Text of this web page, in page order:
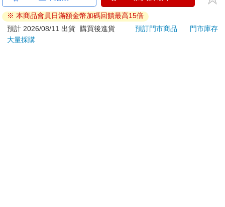
ATM提款機，請不要聽從指示，以免受騙上當！
退換貨須知：
**提醒您，鑑賞期不等於試用期，退回商品須為全新狀態**
※ 本商品會員日滿額金幣加碼回饋最高15倍
預計 2026/08/11 出貨
購買後進貨 預訂門市商品
門市庫存
大量採購